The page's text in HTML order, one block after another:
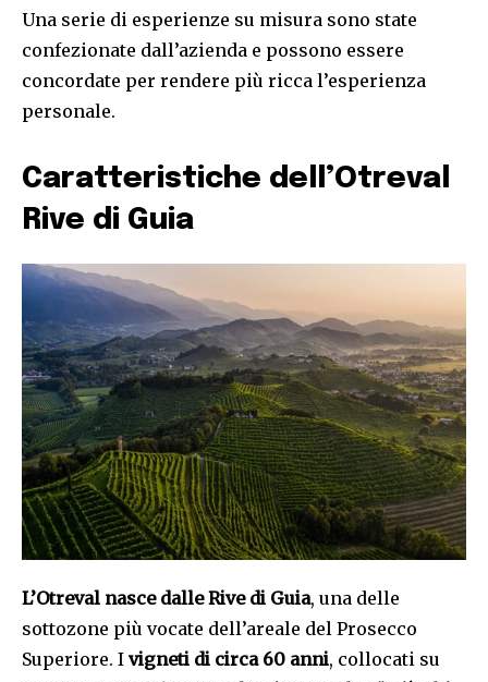
Una serie di esperienze su misura sono state
confezionate dall’azienda e possono essere
concordate per rendere più ricca l’esperienza
personale.
Caratteristiche dell’Otreval
Rive di Guia
L’Otreval nasce dalle Rive di Guia, una delle
sottozone più vocate dell’areale del Prosecco
Superiore. I vigneti di circa 60 anni, collocati su